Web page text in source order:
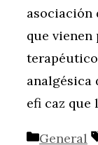
asociación
que vienen
analgésica
efi caz
General